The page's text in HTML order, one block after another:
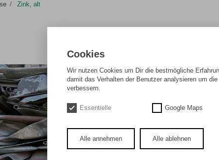
Zink, alt
Cookies
Wir nutzen Cookies um Dir die bestmögliche
damit das Verhalten der Benutzer analysieren um
verbessern.
Essentielle Google Maps
Alle annehmen Alle ablehnen